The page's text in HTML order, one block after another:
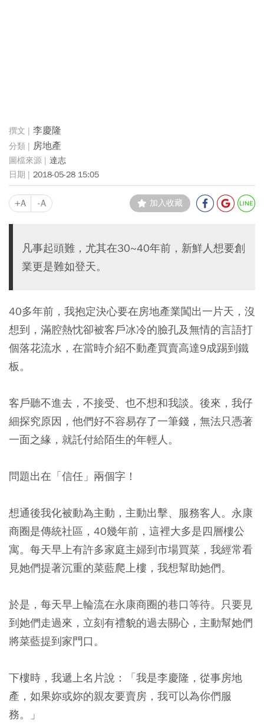
李慶隆
房地產
達志
2018-05-28 15:05
+A -A 加入收藏
凡事起頭難，尤其在30~40年前，新鮮人想要創
業更是難如登天。
40多年前，我抱定決心要在房地產業闖出一片天，沒
想到，滿腔熱忱卻被客戶冰冷的臉孔及無情的言語打
個落花流水，在當時介紹不動產買賣高達9成踢到鐵
板。
客戶聽不進去，不接受、也不想和我談。後來，我仔
細探究原因，他們好不容易存了一筆錢，無法只憑著
一面之緣，就託付給陌生的年輕人。
問題出在「信任」兩個字！
想通後我化被動為主動，主動出擊、服務客人。永康
商圈是傳統社區，40幾年前，這裡大多是四層樓公
寓。每天早上有許多家庭主婦到市場買菜，我經常看
見她們提著沉重的菜藍爬上樓，我想幫助她們。
於是，每天早上輪流在永康商圈的巷口等待。只要見
到她們走過來，立刻有禮貌的過去關心，主動幫她們
將菜藍提到家門口。
下樓時，我遞上名片說：「我是李慶隆，從事房地
產，如果妳或妳的親友要賣房，我可以為你們服
務。」